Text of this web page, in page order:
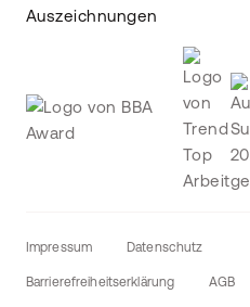
Auszeichnungen
Impressum Datenschutz
Barrierefreiheitserklärung AGB